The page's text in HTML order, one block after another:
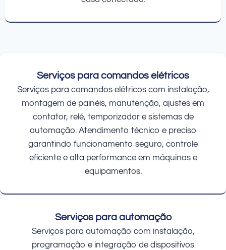
Serviços para comandos elétricos
Serviços para comandos elétricos com instalação,
montagem de painéis, manutenção, ajustes em
contator, relé, temporizador e sistemas de
automação. Atendimento técnico e preciso
garantindo funcionamento seguro, controle
eficiente e alta performance em máquinas e
equipamentos.
Serviços para automação
Serviços para automação com instalação,
programação e integração de dispositivos